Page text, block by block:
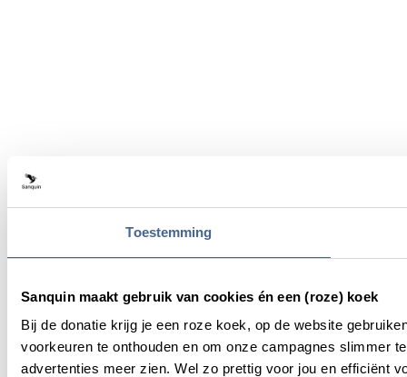
Toestemming
Sanquin maakt gebruik van cookies én een (roze) koek
Bij de donatie krijg je een roze koek, op de website
voorkeuren te onthouden en om onze campagnes slimmer
advertenties meer zien. Wel zo prettig voor jou en efficiënt